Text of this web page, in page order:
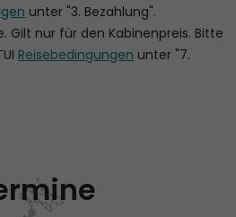
unter "3. Bezahlung".
Gilt nur für den Kabinenpreis. Bitte
Reisebedingungen unter "7.